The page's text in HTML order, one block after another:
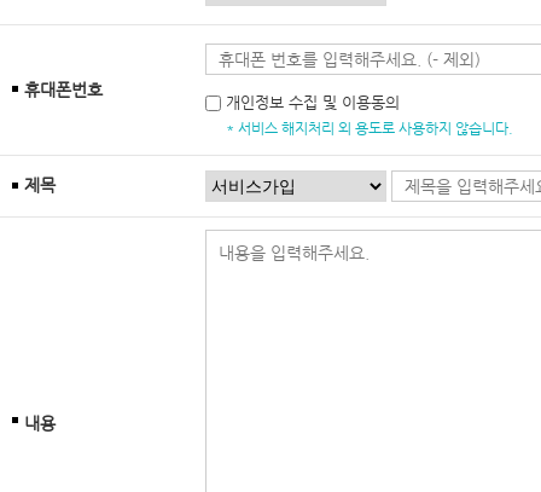
휴대폰번호
개인정보 수집 및 이용동의
* 서비스 해지처리 외 용도로 사용하지 않습니다.
제목
내용